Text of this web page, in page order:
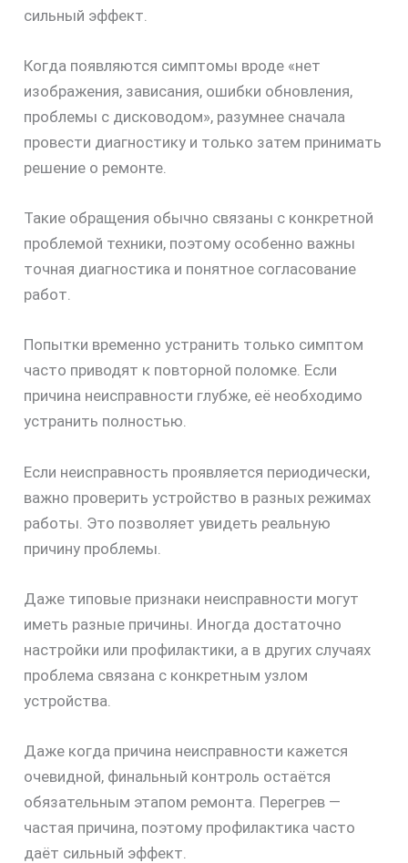
сильный эффект.
Когда появляются симптомы вроде «нет
изображения, зависания, ошибки обновления,
проблемы с дисководом», разумнее сначала
провести диагностику и только затем принимать
решение о ремонте.
Такие обращения обычно связаны с конкретной
проблемой техники, поэтому особенно важны
точная диагностика и понятное согласование
работ.
Попытки временно устранить только симптом
часто приводят к повторной поломке. Если
причина неисправности глубже, её необходимо
устранить полностью.
Если неисправность проявляется периодически,
важно проверить устройство в разных режимах
работы. Это позволяет увидеть реальную
причину проблемы.
Даже типовые признаки неисправности могут
иметь разные причины. Иногда достаточно
настройки или профилактики, а в других случаях
проблема связана с конкретным узлом
устройства.
Даже когда причина неисправности кажется
очевидной, финальный контроль остаётся
обязательным этапом ремонта. Перегрев —
частая причина, поэтому профилактика часто
даёт сильный эффект.
скидку
30%